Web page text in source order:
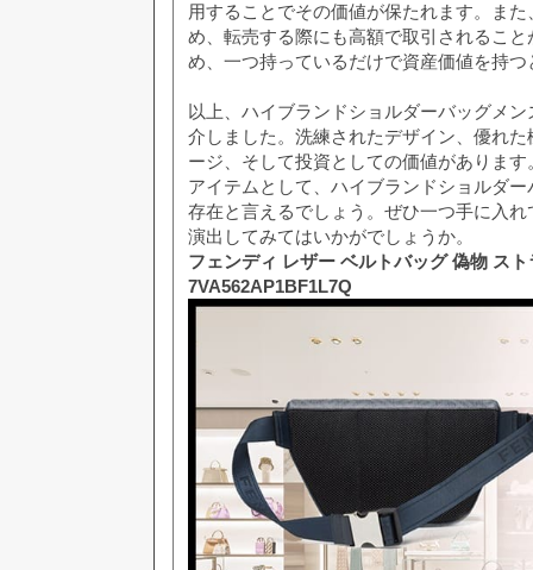
用することでその価値が保たれます。ま
め、転売する際にも高額で取引されるこ
め、一つ持っているだけで資産価値を持
以上、ハイブランドショルダーバッグメ
介しました。洗練されたデザイン、優れ
ージ、そして投資としての価値がありま
アイテムとして、ハイブランドショルダ
存在と言えるでしょう。ぜひ一つ手に入
演出してみてはいかがでしょうか。
フェンディ レザー ベルトバッグ 偽物 ス
7VA562AP1BF1L7Q